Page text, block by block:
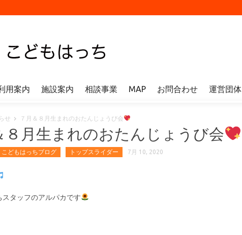
用案内 施設案内 相談事業 MAP お問合わせ 運営団体
せ ７月＆８月生まれのおたんじょうび会
８月生まれのおたんじょうび会
こどもはっちブログ トップスライダー 7月 10, 2020
スタッフのアルパカです